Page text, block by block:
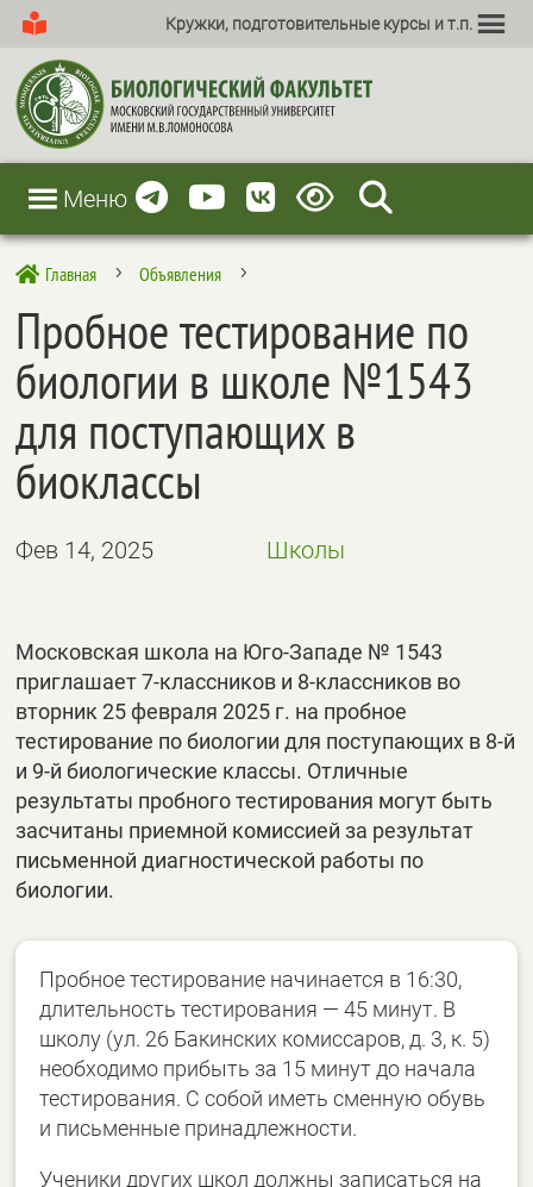
Кружки, подготовительные курсы и т.п.
Меню
 Главная 5 Объявления 5
Пробное тестирование по
биологии в школе №1543
для поступающих в
биоклассы
Фев 14, 2025 Школы
Московская школа на Юго-Западе № 1543
приглашает 7-классников и 8-классников во
вторник 25 февраля 2025 г. на пробное
тестирование по биологии для поступающих в 8-й
и 9-й биологические классы. Отличные
результаты пробного тестирования могут быть
засчитаны приемной комиссией за результат
письменной диагностической работы по
биологии.
Пробное тестирование начинается в 16:30,
длительность тестирования — 45 минут. В
школу (ул. 26 Бакинских комиссаров, д. 3, к. 5)
необходимо прибыть за 15 минут до начала
тестирования. С собой иметь сменную обувь
и письменные принадлежности.
Ученики других школ должны записаться на